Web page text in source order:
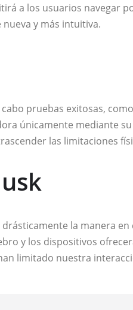
a los usuarios navegar
y más intuitiva.
pruebas exitosas,
únicamente mediante
las limitaciones
la manera en
y los dispositivos
limitado nuestra